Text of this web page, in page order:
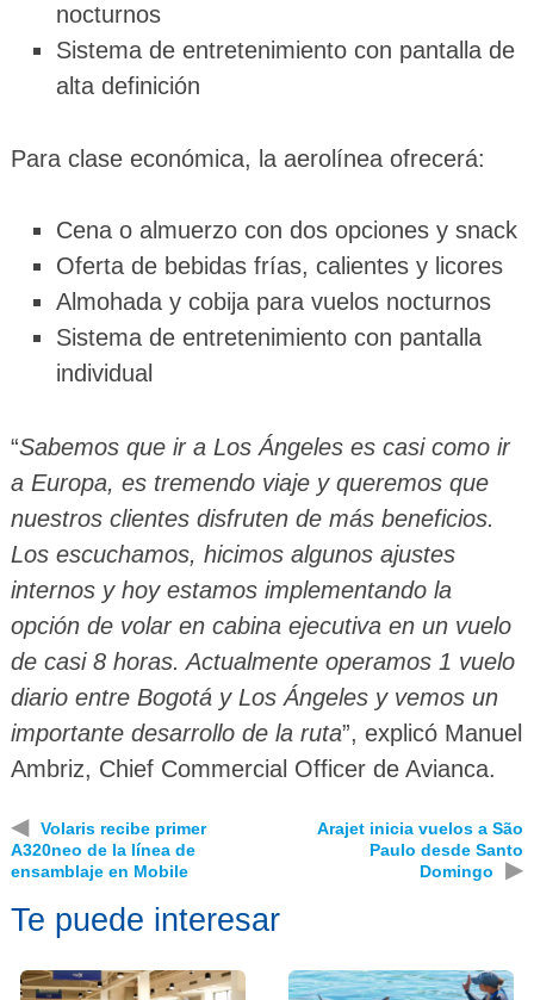
nocturnos
Sistema de entretenimiento con pantalla de
alta definición
Para clase económica, la aerolínea ofrecerá:
Cena o almuerzo con dos opciones y snack
Oferta de bebidas frías, calientes y licores
Almohada y cobija para vuelos nocturnos
Sistema de entretenimiento con pantalla
individual
“Sabemos que ir a Los Ángeles es casi como ir
a Europa, es tremendo viaje y queremos que
nuestros clientes disfruten de más beneficios.
Los escuchamos, hicimos algunos ajustes
internos y hoy estamos implementando la
opción de volar en cabina ejecutiva en un vuelo
de casi 8 horas. Actualmente operamos 1 vuelo
diario entre Bogotá y Los Ángeles y vemos un
importante desarrollo de la ruta”, explicó Manuel
Ambriz, Chief Commercial Officer de Avianca.
◀
Volaris recibe primer
A320neo de la línea de
ensamblaje en Mobile
Arajet inicia vuelos a São
Paulo desde Santo
Domingo
▶
Te puede interesar